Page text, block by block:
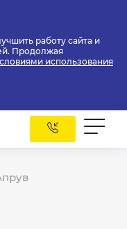
работу сайта и
Продолжая
использования